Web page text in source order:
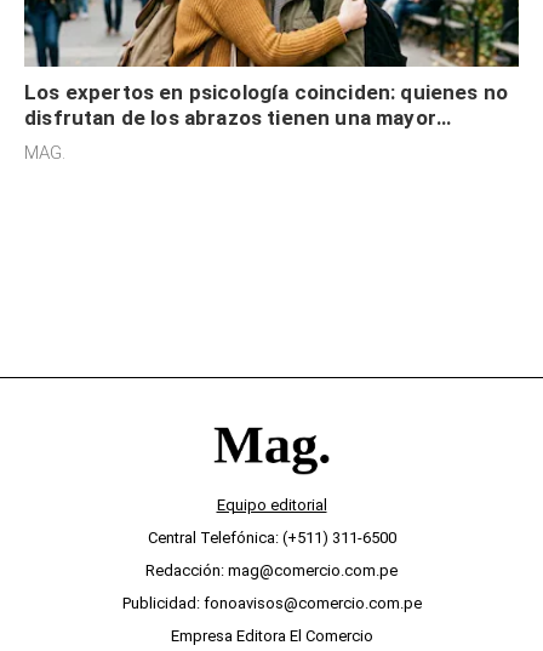
Los expertos en psicología coinciden: quienes no
disfrutan de los abrazos tienen una mayor
sensibilidad a los estímulos físicos y no es por
MAG.
Equipo editorial
Central Telefónica: (+511) 311-6500
Redacción: mag@comercio.com.pe
Publicidad: fonoavisos@comercio.com.pe
Empresa Editora El Comercio